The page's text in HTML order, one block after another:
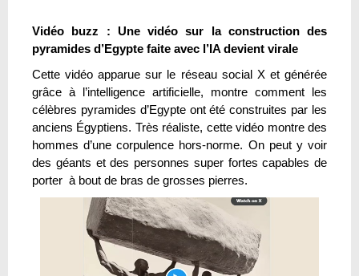
Vidéo buzz : Une vidéo sur la construction des
pyramides d’Egypte faite avec l’IA devient virale
Cette vidéo apparue sur le réseau social X et générée
grâce à l’intelligence artificielle, montre comment les
célèbres pyramides d’Egypte ont été construites par les
anciens Égyptiens. Très réaliste, cette vidéo montre des
hommes d’une corpulence hors-norme. On peut y voir
des géants et des personnes super fortes capables de
porter à bout de bras de grosses pierres.